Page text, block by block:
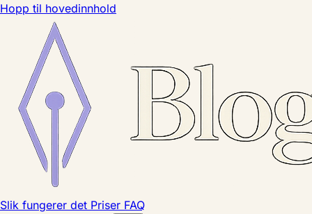
Hopp til hovedinnhold
Slik fungerer det Priser FAQ